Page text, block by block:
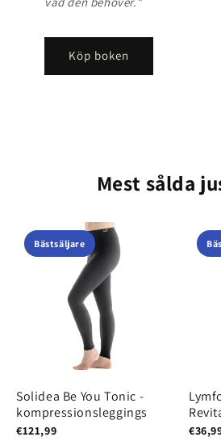
Köp boken
Mest sålda
Bästsäljare
Solidea Be You Tonic -
kompressionsleggings
€121,99